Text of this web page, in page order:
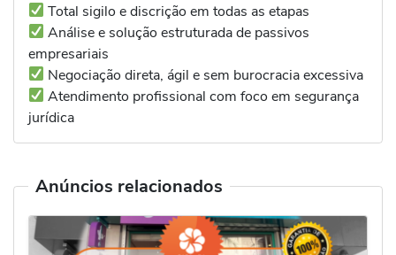
Total sigilo e discrição em todas as etapas
Análise e solução estruturada de passivos
empresariais
Negociação direta, ágil e sem burocracia excessiva
Atendimento profissional com foco em segurança
jurídica
Anúncios relacionados